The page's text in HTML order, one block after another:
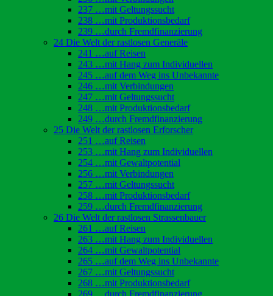
237 …mit Geltungssucht
238 …mit Produktionsbedarf
239 …durch Fremdfinanzierung
24 Die Welt der rastlosen Generäle
241 …auf Reisen
243 …mit Hang zum Individuellen
245 …auf dem Weg ins Unbekannte
246 …mit Verbindungen
247 …mit Geltungssucht
248 …mit Produktionsbedarf
249 …durch Fremdfinanzierung
25 Die Welt der rastlosen Erforscher
251 …auf Reisen
253 …mit Hang zum Individuellen
254 …mit Gewaltpotential
256 …mit Verbindungen
257 …mit Geltungssucht
258 …mit Produktionsbedarf
259 …durch Fremdfinanzierung
26 Die Welt der rastlosen Strassenbauer
261 …auf Reisen
263 …mit Hang zum Individuellen
264 …mit Gewaltpotential
265 …auf dem Weg ins Unbekannte
267 …mit Geltungssucht
268 …mit Produktionsbedarf